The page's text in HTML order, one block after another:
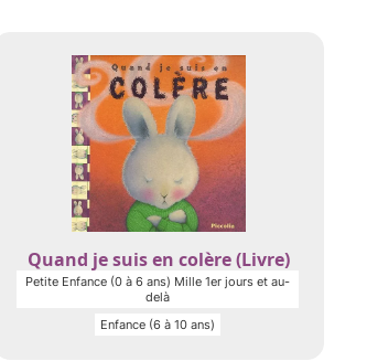
Quand je suis en colère (Livre)
Petite Enfance (0 à 6 ans) Mille 1er jours et au-
delà
Enfance (6 à 10 ans)